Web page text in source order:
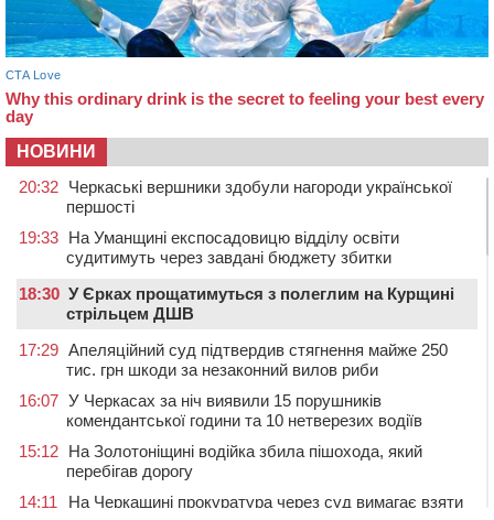
НОВИНИ
20:32 Черкаські вершники здобули нагороди української
першості
19:33 На Уманщині експосадовицю відділу освіти
судитимуть через завдані бюджету збитки
18:30 У Єрках прощатимуться з полеглим на Курщині
стрільцем ДШВ
17:29 Апеляційний суд підтвердив стягнення майже 250
тис. грн шкоди за незаконний вилов риби
16:07 У Черкасах за ніч виявили 15 порушників
комендантської години та 10 нетверезих водіїв
15:12 На Золотоніщині водійка збила пішохода, який
перебігав дорогу
14:11
На Черкащині прокуратура через суд вимагає взяти